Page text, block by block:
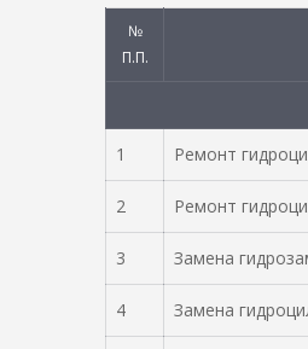
№
П.П.
1 Ремонт
2 Ремонт
3 Замена
4 Замена